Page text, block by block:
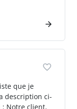
que je
description ci-
: Notre client,